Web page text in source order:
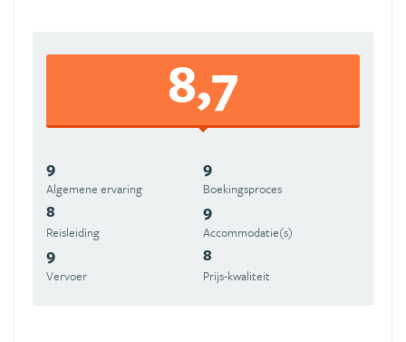
8,7
9
Algemene ervaring
9
Boekingsproces
8
Reisleiding
9
Accommodatie(s)
9
Vervoer
8
Prijs-kwaliteit